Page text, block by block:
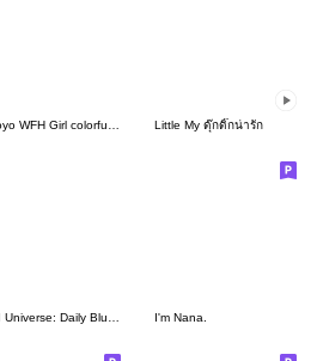
Little My ดุ๊กดิ๊กน่ารัก
I'm Nana.